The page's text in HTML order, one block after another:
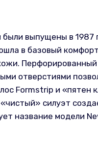
были выпущены в 1987
в базовый
отверстиями
Formstrip и «пятен
силуэт
название модели